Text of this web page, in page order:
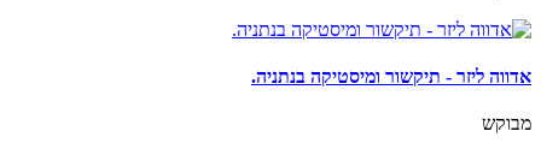
אדווה ליזר - תיקשור ומיסטיקה בנתניה.
מבוקש